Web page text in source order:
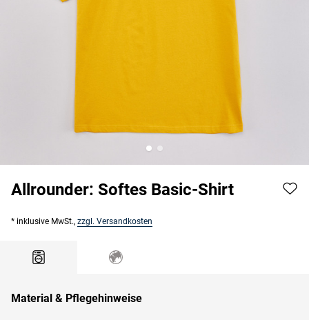
Allrounder: Softes Basic-Shirt
* inklusive MwSt., zzgl. Versandkosten
Material & Pflegehinweise